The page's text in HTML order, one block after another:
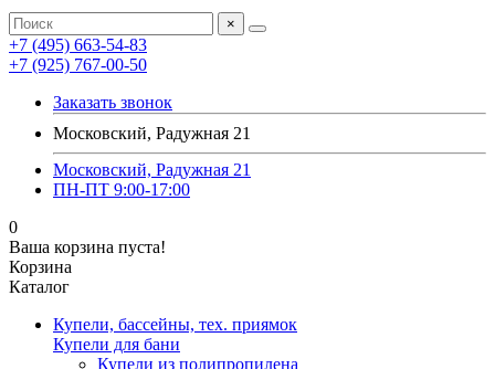
×
+7 (495) 663-54-83
+7 (925) 767-00-50
Заказать звонок
Московский, Радужная 21
Московский, Радужная 21
ПН-ПТ 9:00-17:00
0
Ваша корзина пуста!
Корзина
Каталог
Купели, бассейны, тех. приямок
Купели для бани
Купели из полипропилена